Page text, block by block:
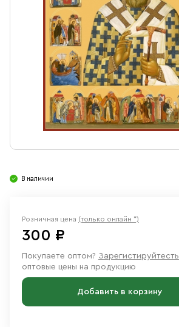
Ювелирные изделия
В наличии
Розничная цена (только онлайн *)
300 ₽
Покупаете оптом? Зарегистируйтесть
оптовые цены на продукцию
Добавить в корзину